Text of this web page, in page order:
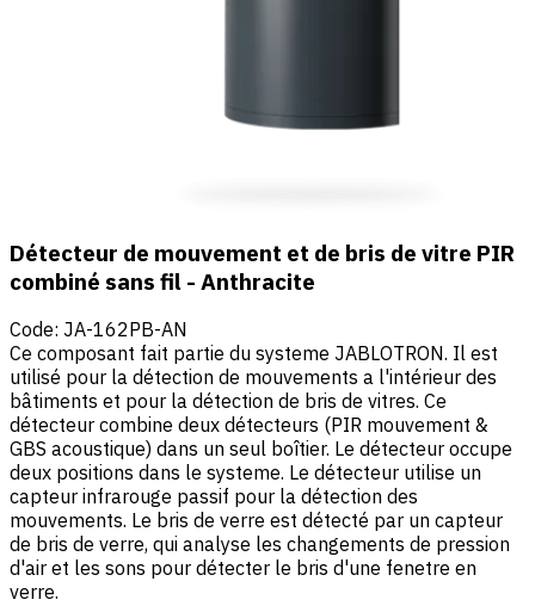
Détecteur de mouvement et de bris de vitre PIR
combiné sans fil - Anthracite
Code: JA-162PB-AN
Ce composant fait partie du systeme JABLOTRON. Il est
utilisé pour la détection de mouvements a l'intérieur des
bâtiments et pour la détection de bris de vitres. Ce
détecteur combine deux détecteurs (PIR mouvement &
GBS acoustique) dans un seul boîtier. Le détecteur occupe
deux positions dans le systeme. Le détecteur utilise un
capteur infrarouge passif pour la détection des
mouvements. Le bris de verre est détecté par un capteur
de bris de verre, qui analyse les changements de pression
d'air et les sons pour détecter le bris d'une fenetre en
verre.